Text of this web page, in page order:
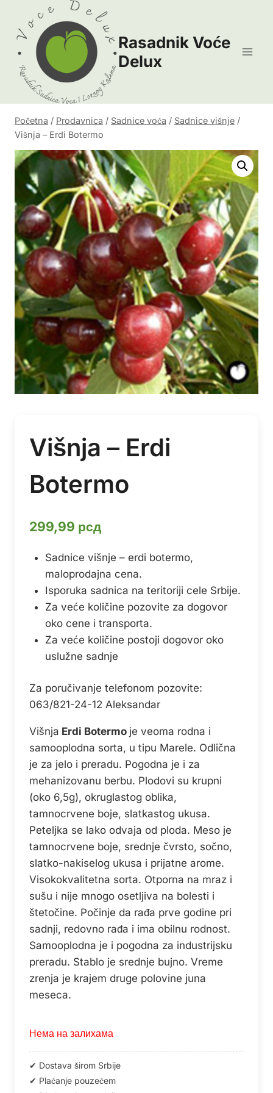
content
Rasadnik Voće
Delux
Početna / Prodavnica / Sadnice voća / Sadnice višnje /
Višnja – Erdi Botermo
Višnja – Erdi
Botermo
299,99 рсд
Sadnice višnje – erdi botermo,
maloprodajna cena.
Isporuka sadnica na teritoriji cele Srbije.
Za veće količine pozovite za dogovor
oko cene i transporta.
Za veće količine postoji dogovor oko
uslužne sadnje
Za poručivanje telefonom pozovite:
063/821-24-12 Aleksandar
Višnja Erdi Botermo je veoma rodna i
samooplodna sorta, u tipu Marele. Odlična
je za jelo i preradu. Pogodna je i za
mehanizovanu berbu. Plodovi su krupni
(oko 6,5g), okruglastog oblika,
tamnocrvene boje, slatkastog ukusa.
Peteljka se lako odvaja od ploda. Meso je
tamnocrvene boje, srednje čvrsto, sočno,
slatko-nakiselog ukusa i prijatne arome.
Visokokvalitetna sorta. Otporna na mraz i
sušu i nije mnogo osetljiva na bolesti i
štetočine. Počinje da rađa prve godine pri
sadnji, redovno rađa i ima obilnu rodnost.
Samooplodna je i pogodna za industrijsku
preradu. Stablo je srednje bujno. Vreme
zrenja je krajem druge polovine juna
meseca.
Нема на залихама